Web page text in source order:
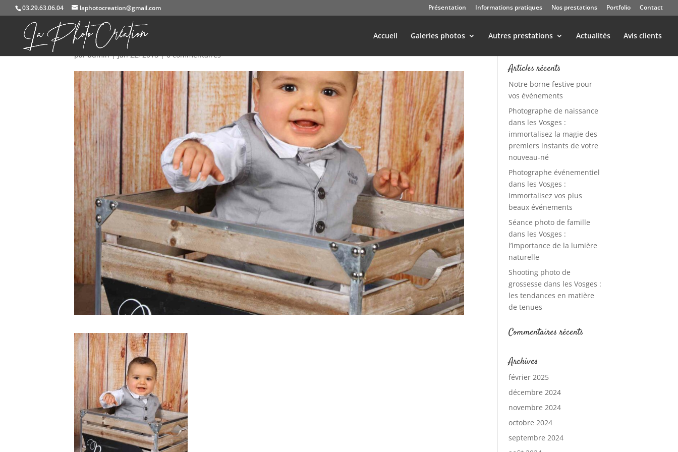
03.29.63.06.04 laphotocreation@gmail.com Présentation Informations pratiques Nos prestations Portfolio Contact
Accueil Galeries photos Autres prestations Actualités Avis clients
portraits-enfants (123)
paradmin|Jan 22, 2018|0 commentaires
Articles récents
Notre borne festive pour
vos événements
Photographe de naissance
dans les Vosges :
immortalisez la magie des
premiers instants de votre
nouveau-né
Photographe événementiel
dans les Vosges :
immortalisez vos plus
beaux événements
Séance photo de famille
dans les Vosges :
l’importance de la lumière
naturelle
Shooting photo de
grossesse dans les Vosges :
les tendances en matière
de tenues
Commentaires récents
Archives
février 2025
décembre 2024
novembre 2024
octobre 2024
septembre 2024